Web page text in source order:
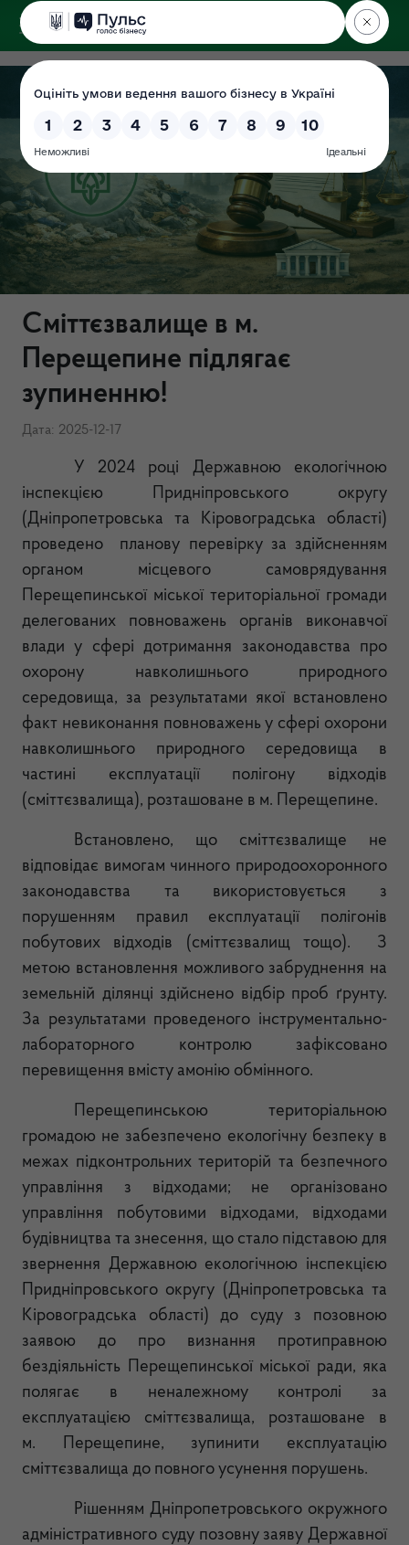
ДЕРЖЕКОІНСПЕКЦІЯ
Сміттєзвалище в м.
Перещепине підлягає
зупиненню!
Дата: 2025-12-17
У 2024 році Державною екологічною
інспекцією Придніпровського округу
(Дніпропетровська та Кіровоградська області)
проведено планову перевірку за здійсненням
органом місцевого самоврядування
Перещепинської міської територіальної громади
делегованих повноважень органів виконавчої
влади у сфері дотримання законодавства про
охорону навколишнього природного
середовища, за результатами якої встановлено
факт невиконання повноважень у сфері охорони
навколишнього природного середовища в
частині експлуатації полігону відходів
(сміттєзвалища), розташоване в м. Перещепине.
Встановлено, що сміттєзвалище не
відповідає вимогам чинного природоохоронного
законодавства та використовується з
порушенням правил експлуатації полігонів
побутових відходів (сміттєзвалищ тощо). З
метою встановлення можливого забруднення на
земельній ділянці здійснено відбір проб ґрунту.
За результатами проведеного інструментально-
лабораторного контролю зафіксовано
перевищення вмісту амонію обмінного.
Перещепинською територіальною
громадою не забезпечено екологічну безпеку в
межах підконтрольних територій та безпечного
управління з відходами; не організовано
управління побутовими відходами, відходами
будівництва та знесення, що стало підставою для
звернення Державною екологічною інспекцією
Придніпровського округу (Дніпропетровська та
Кіровоградська області) до суду з позовною
заявою до про визнання протиправною
бездіяльність Перещепинської міської ради, яка
полягає в неналежному контролі за
експлуатацією сміттєзвалища, розташоване в
м. Перещепине, зупинити експлуатацію
сміттєзвалища до повного усунення порушень.
Рішенням Дніпропетровського окружного
адміністративного суду позовну заяву Державної